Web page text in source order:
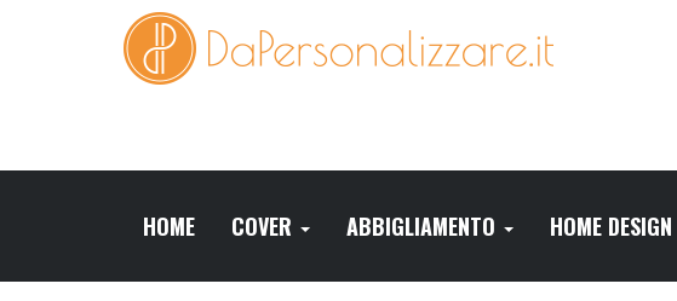
HOME COVER ABBIGLIAMENTO HOME DESIGN